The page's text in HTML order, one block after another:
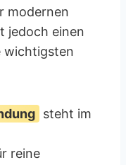
modernen
jedoch einen
wichtigsten
steht im
reine